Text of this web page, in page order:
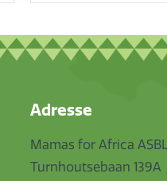
Adresse
Mamas for Africa
Turnhoutsebaan 139A